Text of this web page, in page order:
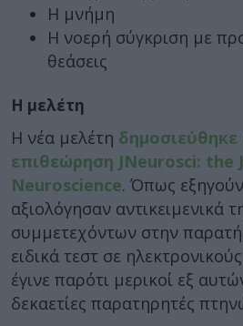
Η μνήμη
Η νοερή σύγκριση με
θεάσεις
Η μελέτη
Η νέα μελέτη δημοσιεύθηκε
επιθεώρηση JNeurosci: the
Neuroscience. Όπως
αξιολόγησαν αντικειμενικά
συμμετεχόντων στην
ειδικά τεστ σε
έγινε παρότι μερικοί εξ
δεκαετίες παρατηρητές